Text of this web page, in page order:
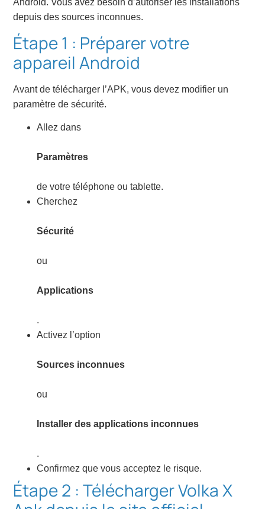
Android. Vous avez besoin d’autoriser les installations
depuis des sources inconnues.
Étape 1 : Préparer votre
appareil Android
Avant de télécharger l’APK, vous devez modifier un
paramètre de sécurité.
Allez dans
Paramètres
de votre téléphone ou tablette.
Cherchez
Sécurité
ou
Applications
.
Activez l’option
Sources inconnues
ou
Installer des applications inconnues
.
Confirmez que vous acceptez le risque.
Étape 2 : Télécharger Volka X